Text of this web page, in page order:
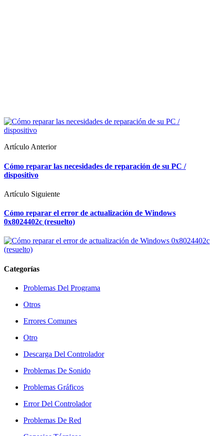
Artículo Anterior
Cómo reparar las necesidades de reparación de su PC /
dispositivo
Artículo Siguiente
Cómo reparar el error de actualización de Windows
0x8024402c (resuelto)
Categorías
Problemas Del Programa
Otros
Errores Comunes
Otro
Descarga Del Controlador
Problemas De Sonido
Problemas Gráficos
Error Del Controlador
Problemas De Red